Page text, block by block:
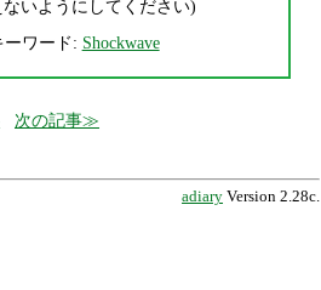
いようにしてください)
ーワード: Shockwave
次の記事
adiary Version 2.28c.